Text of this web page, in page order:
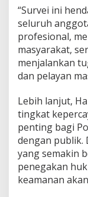
j
a
N
y
a
a
“Survei ini
seluruh
profesional,
masyarakat,
menjalankan
dan pelayan
Lebih lanjut,
tingkat
penting bagi
dengan publik.
yang semakin
penegakan
keamanan